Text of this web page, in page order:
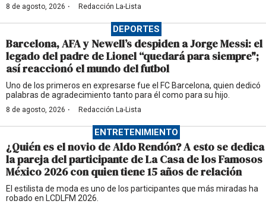
8 de agosto, 2026 · Redacción La-Lista
DEPORTES
Barcelona, AFA y Newell’s despiden a Jorge Messi: el
legado del padre de Lionel “quedará para siempre";
así reaccionó el mundo del futbol
Uno de los primeros en expresarse fue el FC Barcelona, quien dedicó
palabras de agradecimiento tanto para él como para su hijo.
8 de agosto, 2026 · Redacción La-Lista
ENTRETENIMIENTO
¿Quién es el novio de Aldo Rendón? A esto se dedica
la pareja del participante de La Casa de los Famosos
México 2026 con quien tiene 15 años de relación
El estilista de moda es uno de los participantes que más miradas ha
robado en LCDLFM 2026.